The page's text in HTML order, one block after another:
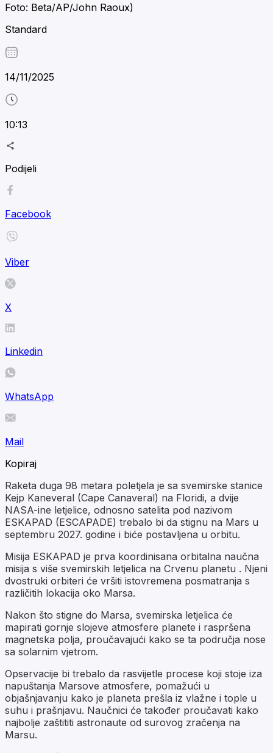
Foto: Beta/AP/John Raoux)
Standard
14/11/2025
10:13
Podijeli
Facebook
Viber
X
Linkedin
WhatsApp
Mail
Kopiraj
Raketa duga 98 metara poletjela je sa svemirske stanice
Kejp Kaneveral (Cape Canaveral) na Floridi, a dvije
NASA-ine letjelice, odnosno satelita pod nazivom
ESKAPAD (ESCAPADE) trebalo bi da stignu na Mars u
septembru 2027. godine i biće postavljena u orbitu.
Misija ESKAPAD je prva koordinisana orbitalna naučna
misija s više svemirskih letjelica na Crvenu planetu . Njeni
dvostruki orbiteri će vršiti istovremena posmatranja s
različitih lokacija oko Marsa.
Nakon što stigne do Marsa, svemirska letjelica će
mapirati gornje slojeve atmosfere planete i raspršena
magnetska polja, proučavajući kako se ta područja nose
sa solarnim vjetrom.
Opservacije bi trebalo da rasvijetle procese koji stoje iza
napuštanja Marsove atmosfere, pomažući u
objašnjavanju kako je planeta prešla iz vlažne i tople u
suhu i prašnjavu. Naučnici će također proučavati kako
najbolje zaštititi astronaute od surovog zračenja na
Marsu.